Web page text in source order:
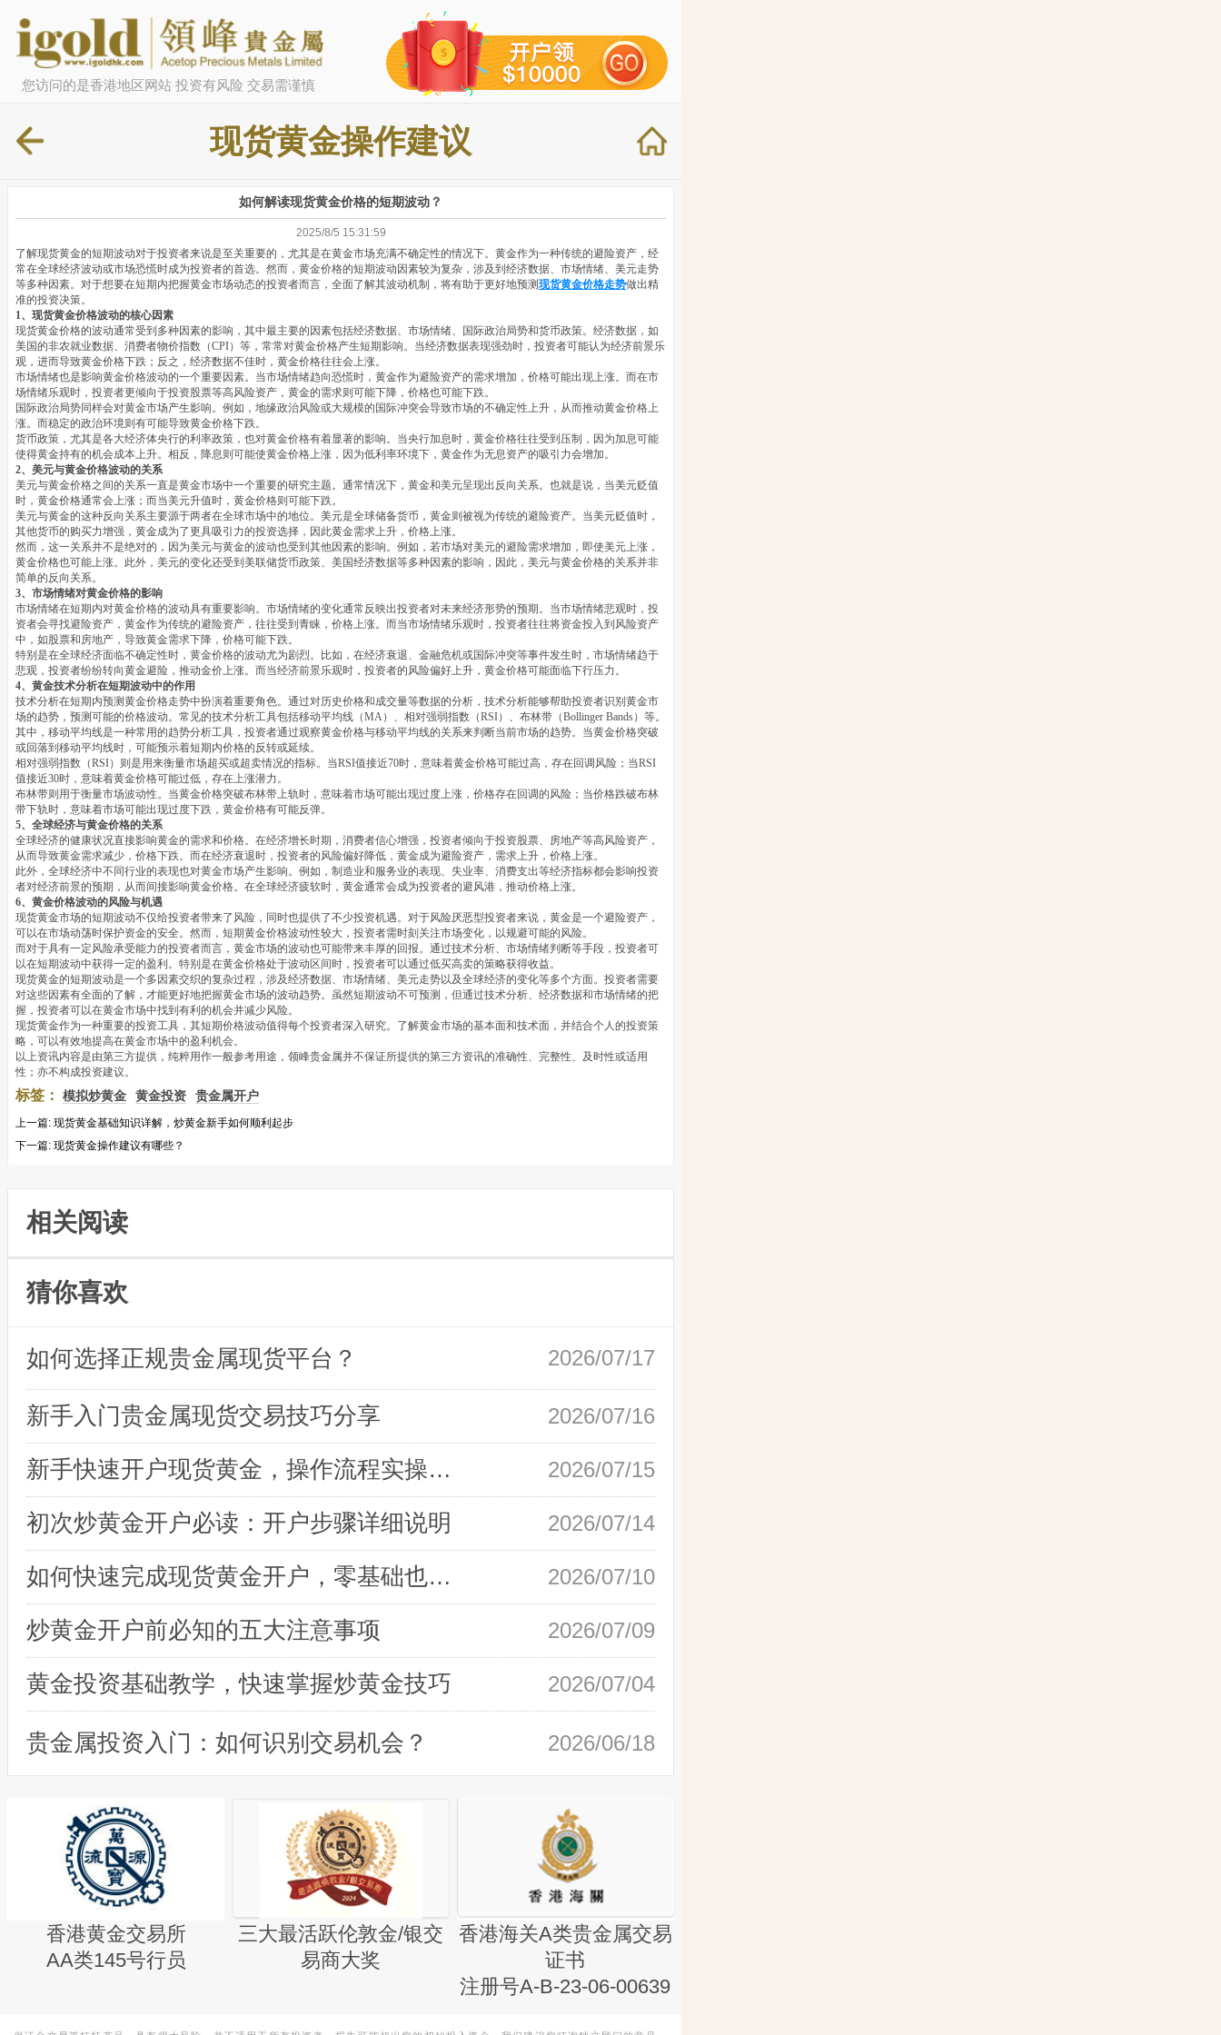
您访问的是香港地区网站 投资有风险 交易需谨慎
现货黄金操作建议
如何解读现货黄金价格的短期波动？
2025/8/5 15:31:59
了解现货黄金的短期波动对于投资者来说是至关重要的，尤其是在黄金市场充满不确定性的情况下。黄金作为一种传统的避险资产，经
常在全球经济波动或市场恐慌时成为投资者的首选。然而，黄金价格的短期波动因素较为复杂，涉及到经济数据、市场情绪、美元走势
等多种因素。对于想要在短期内把握黄金市场动态的投资者而言，全面了解其波动机制，将有助于更好地预测现货黄金价格走势做出精
准的投资决策。
1、现货黄金价格波动的核心因素
现货黄金价格的波动通常受到多种因素的影响，其中最主要的因素包括经济数据、市场情绪、国际政治局势和货币政策。经济数据，如
美国的非农就业数据、消费者物价指数（CPI）等，常常对黄金价格产生短期影响。当经济数据表现强劲时，投资者可能认为经济前景乐
观，进而导致黄金价格下跌；反之，经济数据不佳时，黄金价格往往会上涨。
市场情绪也是影响黄金价格波动的一个重要因素。当市场情绪趋向恐慌时，黄金作为避险资产的需求增加，价格可能出现上涨。而在市
场情绪乐观时，投资者更倾向于投资股票等高风险资产，黄金的需求则可能下降，价格也可能下跌。
国际政治局势同样会对黄金市场产生影响。例如，地缘政治风险或大规模的国际冲突会导致市场的不确定性上升，从而推动黄金价格上
涨。而稳定的政治环境则有可能导致黄金价格下跌。
货币政策，尤其是各大经济体央行的利率政策，也对黄金价格有着显著的影响。当央行加息时，黄金价格往往受到压制，因为加息可能
使得黄金持有的机会成本上升。相反，降息则可能使黄金价格上涨，因为低利率环境下，黄金作为无息资产的吸引力会增加。
2、美元与黄金价格波动的关系
美元与黄金价格之间的关系一直是黄金市场中一个重要的研究主题。通常情况下，黄金和美元呈现出反向关系。也就是说，当美元贬值
时，黄金价格通常会上涨；而当美元升值时，黄金价格则可能下跌。
美元与黄金的这种反向关系主要源于两者在全球市场中的地位。美元是全球储备货币，黄金则被视为传统的避险资产。当美元贬值时，
其他货币的购买力增强，黄金成为了更具吸引力的投资选择，因此黄金需求上升，价格上涨。
然而，这一关系并不是绝对的，因为美元与黄金的波动也受到其他因素的影响。例如，若市场对美元的避险需求增加，即使美元上涨，
黄金价格也可能上涨。此外，美元的变化还受到美联储货币政策、美国经济数据等多种因素的影响，因此，美元与黄金价格的关系并非
简单的反向关系。
3、市场情绪对黄金价格的影响
市场情绪在短期内对黄金价格的波动具有重要影响。市场情绪的变化通常反映出投资者对未来经济形势的预期。当市场情绪悲观时，投
资者会寻找避险资产，黄金作为传统的避险资产，往往受到青睐，价格上涨。而当市场情绪乐观时，投资者往往将资金投入到风险资产
中，如股票和房地产，导致黄金需求下降，价格可能下跌。
特别是在全球经济面临不确定性时，黄金价格的波动尤为剧烈。比如，在经济衰退、金融危机或国际冲突等事件发生时，市场情绪趋于
悲观，投资者纷纷转向黄金避险，推动金价上涨。而当经济前景乐观时，投资者的风险偏好上升，黄金价格可能面临下行压力。
4、黄金技术分析在短期波动中的作用
技术分析在短期内预测黄金价格走势中扮演着重要角色。通过对历史价格和成交量等数据的分析，技术分析能够帮助投资者识别黄金市
场的趋势，预测可能的价格波动。常见的技术分析工具包括移动平均线（MA）、相对强弱指数（RSI）、布林带（Bollinger Bands）等。
其中，移动平均线是一种常用的趋势分析工具，投资者通过观察黄金价格与移动平均线的关系来判断当前市场的趋势。当黄金价格突破
或回落到移动平均线时，可能预示着短期内价格的反转或延续。
相对强弱指数（RSI）则是用来衡量市场超买或超卖情况的指标。当RSI值接近70时，意味着黄金价格可能过高，存在回调风险；当RSI
值接近30时，意味着黄金价格可能过低，存在上涨潜力。
布林带则用于衡量市场波动性。当黄金价格突破布林带上轨时，意味着市场可能出现过度上涨，价格存在回调的风险；当价格跌破布林
带下轨时，意味着市场可能出现过度下跌，黄金价格有可能反弹。
5、全球经济与黄金价格的关系
全球经济的健康状况直接影响黄金的需求和价格。在经济增长时期，消费者信心增强，投资者倾向于投资股票、房地产等高风险资产，
从而导致黄金需求减少，价格下跌。而在经济衰退时，投资者的风险偏好降低，黄金成为避险资产，需求上升，价格上涨。
此外，全球经济中不同行业的表现也对黄金市场产生影响。例如，制造业和服务业的表现、失业率、消费支出等经济指标都会影响投资
者对经济前景的预期，从而间接影响黄金价格。在全球经济疲软时，黄金通常会成为投资者的避风港，推动价格上涨。
6、黄金价格波动的风险与机遇
现货黄金市场的短期波动不仅给投资者带来了风险，同时也提供了不少投资机遇。对于风险厌恶型投资者来说，黄金是一个避险资产，
可以在市场动荡时保护资金的安全。然而，短期黄金价格波动性较大，投资者需时刻关注市场变化，以规避可能的风险。
而对于具有一定风险承受能力的投资者而言，黄金市场的波动也可能带来丰厚的回报。通过技术分析、市场情绪判断等手段，投资者可
以在短期波动中获得一定的盈利。特别是在黄金价格处于波动区间时，投资者可以通过低买高卖的策略获得收益。
现货黄金的短期波动是一个多因素交织的复杂过程，涉及经济数据、市场情绪、美元走势以及全球经济的变化等多个方面。投资者需要
对这些因素有全面的了解，才能更好地把握黄金市场的波动趋势。虽然短期波动不可预测，但通过技术分析、经济数据和市场情绪的把
握，投资者可以在黄金市场中找到有利的机会并减少风险。
现货黄金作为一种重要的投资工具，其短期价格波动值得每个投资者深入研究。了解黄金市场的基本面和技术面，并结合个人的投资策
略，可以有效地提高在黄金市场中的盈利机会。
以上资讯内容是由第三方提供，纯粹用作一般参考用途，领峰贵金属并不保证所提供的第三方资讯的准确性、完整性、及时性或适用
性；亦不构成投资建议。
标签： 模拟炒黄金 黄金投资 贵金属开户
上一篇: 现货黄金基础知识详解，炒黄金新手如何顺利起步
下一篇: 现货黄金操作建议有哪些？
相关阅读
猜你喜欢
如何选择正规贵金属现货平台？ 2026/07/17
新手入门贵金属现货交易技巧分享 2026/07/16
新手快速开户现货黄金，操作流程实操详解 2026/07/15
初次炒黄金开户必读：开户步骤详细说明 2026/07/14
如何快速完成现货黄金开户，零基础也能轻松上手 2026/07/10
炒黄金开户前必知的五大注意事项 2026/07/09
黄金投资基础教学，快速掌握炒黄金技巧 2026/07/04
贵金属投资入门：如何识别交易机会？ 2026/06/18
香港黄金交易所
AA类145号行员
三大最活跃伦敦金/银交
易商大奖
香港海关A类贵金属交易
证书
注册号A-B-23-06-00639